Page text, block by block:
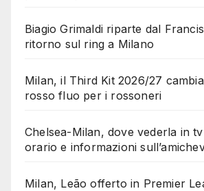
Biagio Grimaldi riparte dal
ritorno sul ring a Milano
Milan, il Third Kit 2026/27
rosso fluo per i rossoneri
Chelsea-Milan, dove vederla in
orario e informazioni
Milan, Leão offerto in Premier